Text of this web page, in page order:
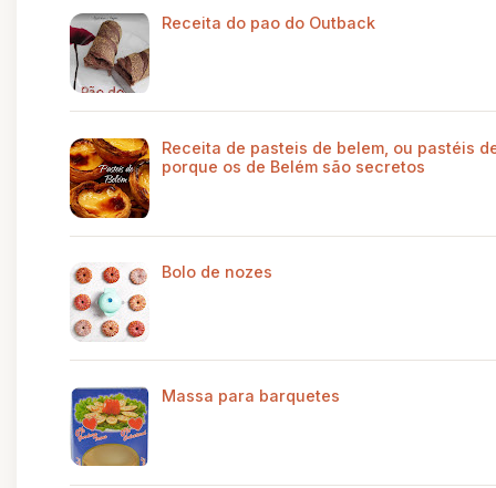
Receita do pao do Outback
Receita de pasteis de belem, ou pastéis
porque os de Belém são secretos
Bolo de nozes
Massa para barquetes